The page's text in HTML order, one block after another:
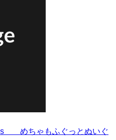
めちゃもふぐっとぬいぐ